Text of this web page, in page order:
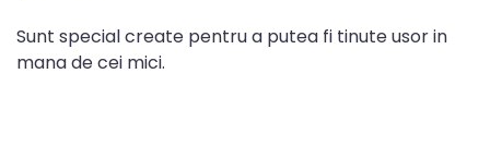
Sunt special create pentru a putea fi tinute usor in
mana de cei mici.